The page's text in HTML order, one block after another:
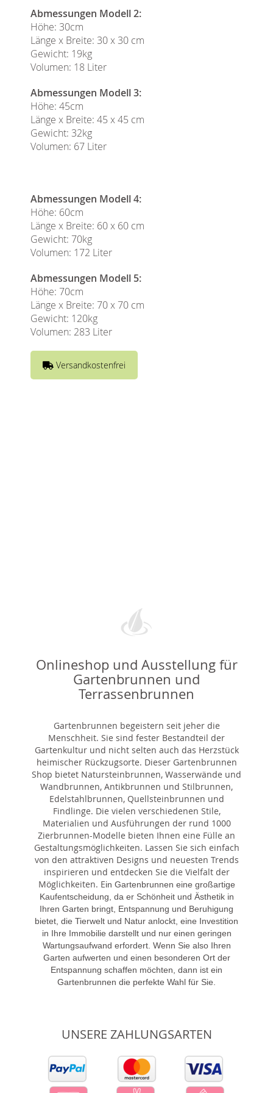
Abmessungen Modell 2:
Höhe: 30cm
Länge x Breite: 30 x 30 cm
Gewicht: 19kg
Volumen: 18 Liter
Abmessungen Modell 3:
Höhe: 45cm
Länge x Breite: 45 x 45 cm
Gewicht: 32kg
Volumen: 67 Liter
Abmessungen Modell 4:
Höhe: 60cm
Länge x Breite: 60 x 60 cm
Gewicht: 70kg
Volumen: 172 Liter
Abmessungen Modell 5:
Höhe: 70cm
Länge x Breite: 70 x 70 cm
Gewicht: 120kg
Volumen: 283 Liter
Versandkostenfrei
Onlineshop und Ausstellung für
Gartenbrunnen und
Terrassenbrunnen
Gartenbrunnen begeistern seit jeher die
Menschheit. Sie sind fester Bestandteil der
Gartenkultur und nicht selten auch das Herzstück
heimischer Rückzugsorte. Dieser Gartenbrunnen
Shop bietet Natursteinbrunnen, Wasserwände und
Wandbrunnen, Antikbrunnen und Stilbrunnen,
Edelstahlbrunnen, Quellsteinbrunnen und
Findlinge. Die vielen verschiedenen Stile,
Materialien und Ausführungen der rund 1000
Zierbrunnen-Modelle bieten Ihnen eine Fülle an
Gestaltungsmöglichkeiten. Lassen Sie sich einfach
von den attraktiven Designs und neuesten Trends
inspirieren und entdecken Sie die Vielfalt der
Möglichkeiten. Ein Gartenbrunnen eine großartige
Kaufentscheidung, da er Schönheit und Ästhetik in
Ihren Garten bringt, Entspannung und Beruhigung
bietet, die Tierwelt und Natur anlockt, eine Investition
in Ihre Immobilie darstellt und nur einen geringen
Wartungsaufwand erfordert. Wenn Sie also Ihren
Garten aufwerten und einen besonderen Ort der
Entspannung schaffen möchten, dann ist ein
Gartenbrunnen die perfekte Wahl für Sie.
UNSERE ZAHLUNGSARTEN